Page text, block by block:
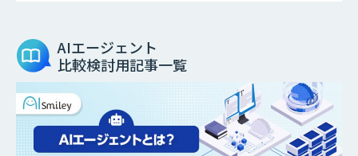
AIエージェント
比較検討用記事一覧